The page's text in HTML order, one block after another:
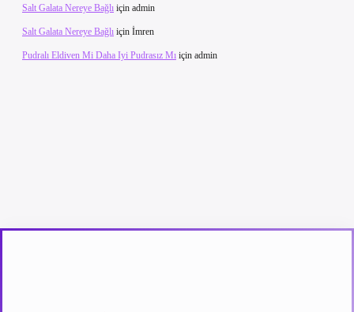
Salt Galata Nereye Bağlı için admin
Salt Galata Nereye Bağlı için İmren
Pudralı Eldiven Mi Daha Iyi Pudrasız Mı için admin
güncel girişbetexpergir.net